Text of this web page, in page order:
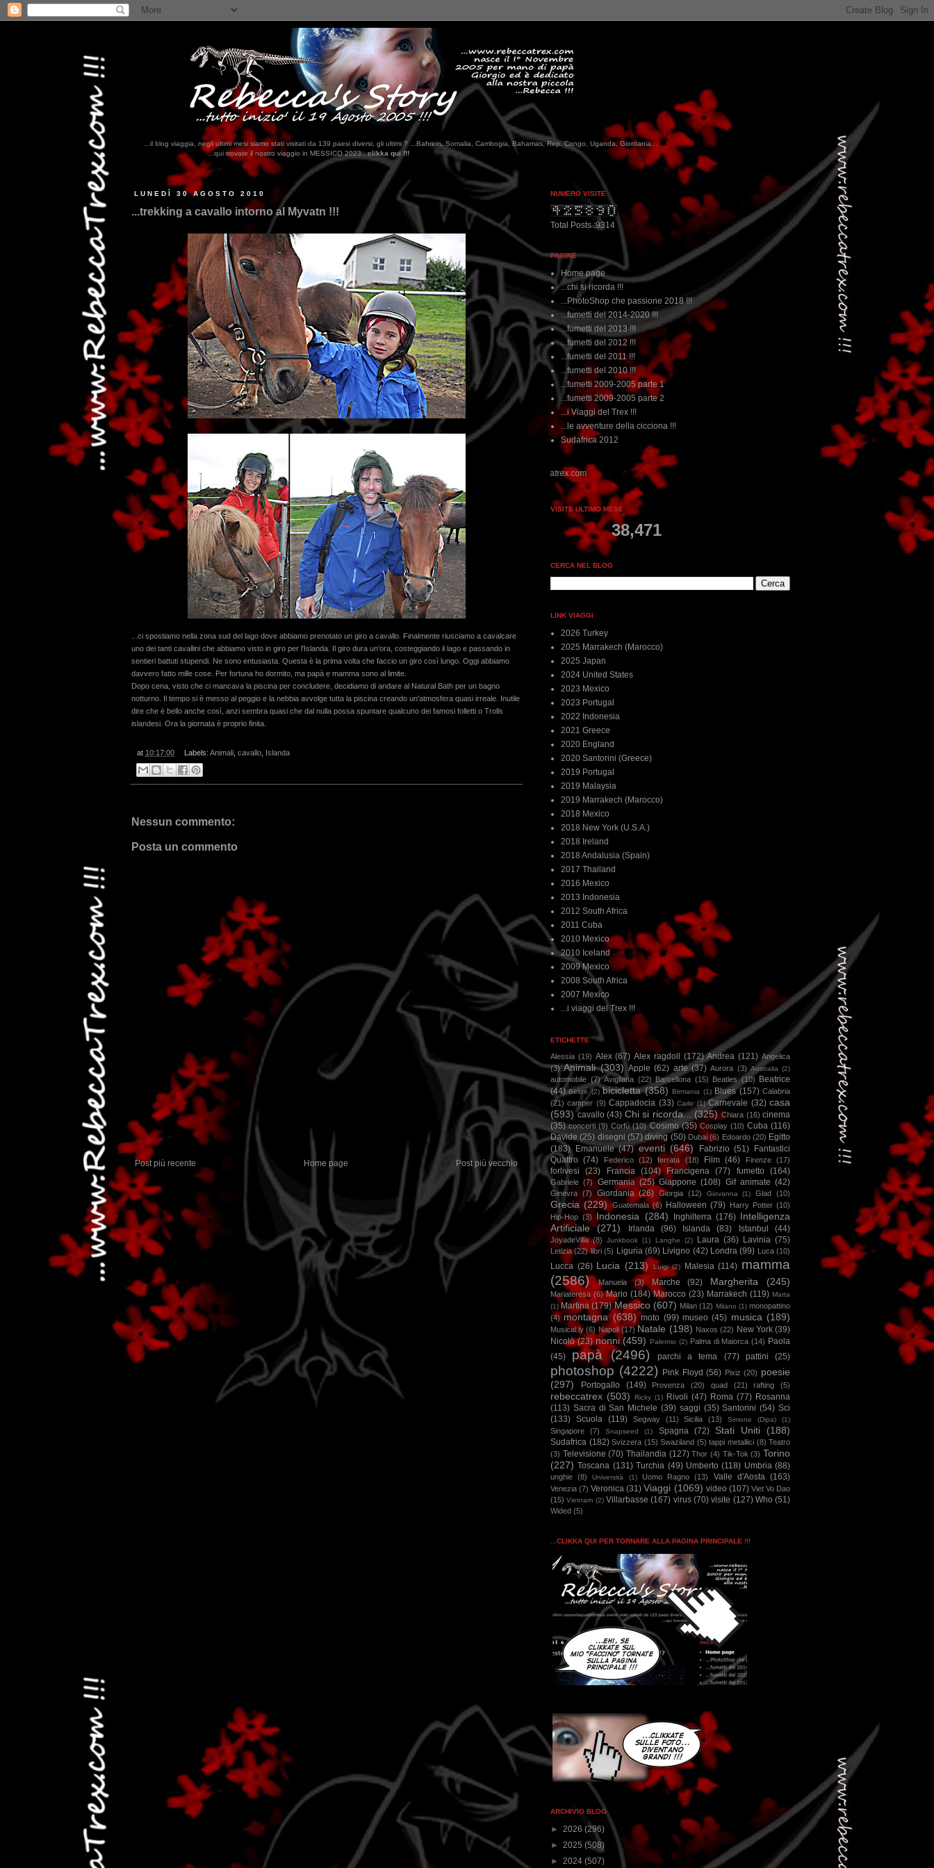
...il blog viaggia, negli ultimi mesi siamo stati visitati da 139 paesi diversi, gli ultimi ? ...Bahrein, Somalia, Cambogia, Bahamas, Rep. Congo, Uganda, Giordania...
...qui trovate il nostro viaggio in MESSICO 2023...clikka qui !!!
LUNEDÌ 30 AGOSTO 2010
...trekking a cavallo intorno al Myvatn !!!
...ci spostiamo nella zona sud del lago dove abbiamo prenotato un giro a cavallo. Finalmente riusciamo a cavalcare
uno dei tanti cavallini che abbiamo visto in giro per l'Islanda. Il giro dura un'ora, costeggiando il lago e passando in
sentieri battuti stupendi. Ne sono entusiasta. Questa è la prima volta che faccio un giro così lungo. Oggi abbiamo
davvero fatto mille cose. Per fortuna ho dormito, ma papà e mamma sono al limite.
Dopo cena, visto che ci mancava la piscina per concludere, decidiamo di andare al Natural Bath per un bagno
notturno. Il tempo si è messo al peggio e la nebbia avvolge tutta la piscina creando un'atmosfera quasi irreale. Inutile
dire che è bello anche così, anzi sembra quasi che dal nulla possa spuntare qualcuno dei famosi folletti o Trolls
islandesi. Ora la giornata è proprio finita.
at 10:17:00 Labels: Animali, cavallo, Islanda
Nessun commento:
Posta un commento
Post più recente Post più vecchio
Home page
NUMERO VISITE
Total Posts :9314
PAGINE
Home page
...chi si ricorda !!!
...PhotoShop che passione 2018 !!!
...fumetti del 2014-2020 !!!
...fumetti del 2013 !!!
...fumetti del 2012 !!!
...fumetti del 2011 !!!
...fumetti del 2010 !!!
...fumetti 2009-2005 parte 1
...fumetti 2009-2005 parte 2
...i Viaggi del Trex !!!
...le avventure della cicciona !!!
Sudafrica 2012
...dai non perdere tempo, clikka "qui", c'è il meglio del
VISITE ULTIMO MESE
38,471
CERCA NEL BLOG
LINK VIAGGI
2026 Turkey
2025 Marrakech (Marocco)
2025 Japan
2024 United States
2023 Mexico
2023 Portugal
2022 Indonesia
2021 Greece
2020 England
2020 Santorini (Greece)
2019 Portugal
2019 Malaysia
2019 Marrakech (Marocco)
2018 Mexico
2018 New York (U.S.A.)
2018 Ireland
2018 Andalusia (Spain)
2017 Thailand
2016 Mexico
2013 Indonesia
2012 South Africa
2011 Cuba
2010 Mexico
2010 Iceland
2009 Mexico
2008 South Africa
2007 Mexico
...i viaggi del Trex !!!
ETICHETTE
Alessia (19) Alex (67) Alex ragdoll (172) Andrea (121) Angelica
(3) Animali (303) Apple (62) arte (37) Aurora (3) Australia (2)
automobile (7) Avigliana (22) Barcellona (15) Beatles (10)
Beatrice
(44) Belize (2) bicicletta (358) Birmania (1) Blues (157) Calabria
(21) camper (9) Cappadocia (33) Carlo (1) Carnevale (32) casa
(593) cavallo (43) Chi si ricorda... (325) Chiara (16) cinema
(35) concerti (9) Corfù (10) Cosimo (35) Cosplay (10) Cuba (116)
Davide (25) disegni (57) diving (50) Dubai (6) Edoardo (20) Egitto
(183)
Emanuele (47) eventi (646) Fabrizio (51)
Fantastici
Quattro (74) Federico (12) ferrata (18) Film (46) Firenze (17)
forlivesi (23) Francia (104) Francigena (77) fumetto (164)
Gabriele (7) Germania (25) Giappone (108) Gif animate (42)
Ginevra (7) Giordania (26) Giorgia (12) Giovanna (1) Glad (10)
Grecia (229) Guatemala (6) Halloween (79) Harry Potter (10)
Hip-Hop (3) Indonesia (284) Inghilterra (176) Intelligenza
Artificiale
(271) Irlanda (96) Islanda (83) Istanbul (44)
JoyadeVilla (8) Junkbook (1) Langhe (2) Laura (36) Lavinia (75)
Letizia (22) libri (5) Liguria (69) Livigno (42) Londra (99) Luca (10)
Lucca (26) Lucia (213) Luigi (2) Malesia (114) mamma
(2586)
Manuela (3) Marche (92) Margherita (245)
Mariateresa (6) Mario (184) Marocco (23) Marrakech (119) Marta
(1) Martina (179) Messico (607) Milan (12) Milano (1) monopattino
(4) montagna (638) moto (99) museo (45) musica (189)
Musical.ly (6) Napoli (17) Natale (198) Naxos (22) New York (39)
Nicolò (23) nonni (459) Palermo (2) Palma di Maiorca (14) Paola
(45)
papà (2496) parchi a tema (77) pattini (25)
photoshop (4222) Pink Floyd (56) Pixiz (20) poesie
(297)
Portogallo (149) Provenza (20) quad (21) rafting (5)
rebeccatrex (503) Ricky (1) Rivoli (47) Roma (77) Rosanna
(113) Sacra di San Michele (39) saggi (35) Santorini (54) Sci
(133) Scuola (119) Segway (11) Sicilia (13) Simone (Dipa) (1)
Singapore (7) Snapseed (1) Spagna (72) Stati Uniti (188)
Sudafrica (182) Svizzera (15) Swaziland (5) tappi metallici (8) Teatro
(3) Televisione (70) Thailandia (127) Thor (4) Tik-Tok (3) Torino
(227) Toscana (131) Turchia (49) Umberto (118) Umbria (88)
unghie (8) Università (1) Uomo Ragno (13) Valle d'Aosta (163)
Venezia (7) Veronica (31) Viaggi (1069) video (107) Viet Vo Dao
(15) Vietnam (2) Villarbasse (167) virus (70) visite (127) Who (51)
Wided (5)
...CLIKKA QUI PER TORNARE ALLA PAGINA PRINCIPALE !!!
ARCHIVIO BLOG
► 2026 (296)
► 2025 (508)
► 2024 (507)